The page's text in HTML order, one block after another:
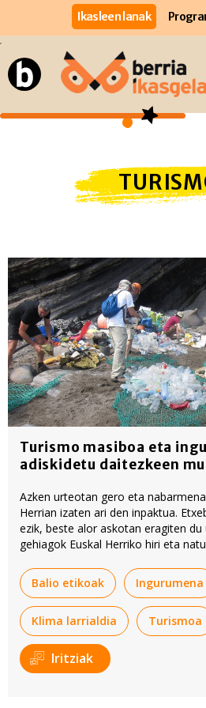
Ikasleen lanak
Turismo masiboa eta
adiskidetu daitezkeen
Azken urteotan gero eta
Herrian izaten ari den inpaktua.
ezik, beste alor askotan eragiten
gehiagok Euskal Herriko hiri eta
gogora Arrate Zelaiak artikulu
Balio etikoak Ingurumena
Klima larrialdia Turismoa
Iritziak